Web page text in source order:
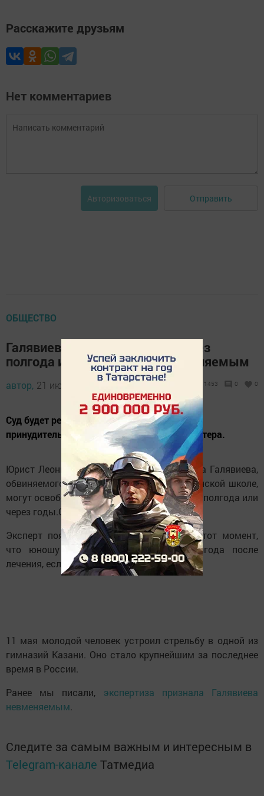
Расскажите друзьям
Нет комментариев
Авторизоваться Отправить
ОБЩЕСТВО
Галявиева могут отпустить через
полгода из-за признания невменяемым
автор, 21 июля 2021 - 15:41 1453 0 0
Суд будет решать, применять ли к нему
принудительные меры медицинского характера.
Юрист Леонид Головко заявил, что Ильназа Галявиева,
обвиняемого в массовом убийстве в казанской школе,
могут освободить из медучреждения через полгода или
через годы.Об этом пишетРИА Новости.
Эксперт пояснил, что нельзя исключать тот момент,
что юношу могут выпустить через полгода после
лечения, если посчитают, что он излечился.
11 мая молодой человек устроил стрельбу в одной из
гимназий Казани. Оно стало крупнейшим за последнее
время в России.
Ранее мы писали, экспертиза признала Галявиева
невменяемым.
Следите за самым важным и интересным в
Telegram-канале Татмедиа